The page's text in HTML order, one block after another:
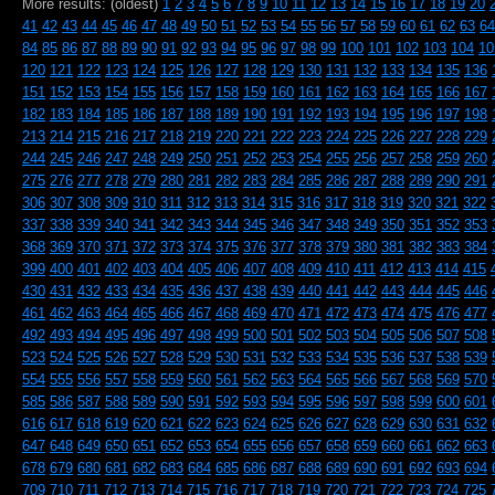
More results: (oldest) 1 2 3 4 5 6 7 8 9 10 11 12 13 14 15 16 17 18 19 20
41 42 43 44 45 46 47 48 49 50 51 52 53 54 55 56 57 58 59 60 61 62 63 64
84 85 86 87 88 89 90 91 92 93 94 95 96 97 98 99 100 101 102 103 104
120 121 122 123 124 125 126 127 128 129 130 131 132 133 134 135 136
151 152 153 154 155 156 157 158 159 160 161 162 163 164 165 166 167
182 183 184 185 186 187 188 189 190 191 192 193 194 195 196 197 198
213 214 215 216 217 218 219 220 221 222 223 224 225 226 227 228 229
244 245 246 247 248 249 250 251 252 253 254 255 256 257 258 259 260
275 276 277 278 279 280 281 282 283 284 285 286 287 288 289 290 291
306 307 308 309 310 311 312 313 314 315 316 317 318 319 320 321 322
337 338 339 340 341 342 343 344 345 346 347 348 349 350 351 352 353
368 369 370 371 372 373 374 375 376 377 378 379 380 381 382 383 384
399 400 401 402 403 404 405 406 407 408 409 410 411 412 413 414 415
430 431 432 433 434 435 436 437 438 439 440 441 442 443 444 445 446
461 462 463 464 465 466 467 468 469 470 471 472 473 474 475 476 477
492 493 494 495 496 497 498 499 500 501 502 503 504 505 506 507 508
523 524 525 526 527 528 529 530 531 532 533 534 535 536 537 538 539
554 555 556 557 558 559 560 561 562 563 564 565 566 567 568 569 570
585 586 587 588 589 590 591 592 593 594 595 596 597 598 599 600 601
616 617 618 619 620 621 622 623 624 625 626 627 628 629 630 631 632
647 648 649 650 651 652 653 654 655 656 657 658 659 660 661 662 663
678 679 680 681 682 683 684 685 686 687 688 689 690 691 692 693 694
709 710 711 712 713 714 715 716 717 718 719 720 721 722 723 724 725